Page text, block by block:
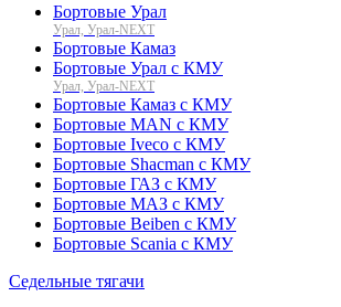
Бортовые Урал
Урал, Урал-NEXT
Бортовые Камаз
Бортовые Урал с КМУ
Урал, Урал-NEXT
Бортовые Камаз с КМУ
Бортовые MAN с КМУ
Бортовые Iveco с КМУ
Бортовые Shacman с КМУ
Бортовые ГАЗ с КМУ
Бортовые МАЗ с КМУ
Бортовые Beiben с КМУ
Бортовые Scania с КМУ
Седельные тягачи